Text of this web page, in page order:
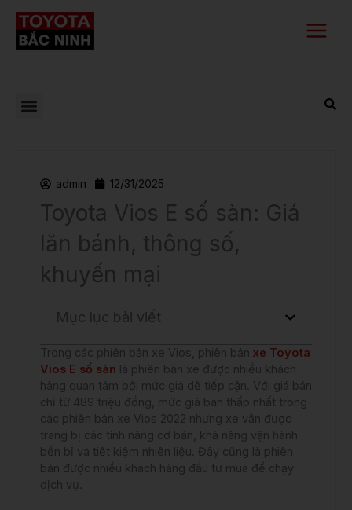
Nhảy
Menu
admin 12/31/2025
Toyota Vios E số sàn: Giá
lăn bánh, thông số,
khuyến mại
Mục lục bài viết
Trong các phiên bản xe Vios, phiên bản xe Toyota
Vios E số sàn là phiên bản xe được nhiều khách
hàng quan tâm bởi mức giá dễ tiếp cận. Với giá bán
chỉ từ 489 triệu đồng, mức giá bán thấp nhất trong
các phiên bản xe Vios 2022 nhưng xe vẫn được
trang bị các tính năng cơ bản, khả năng vận hành
bền bỉ và tiết kiệm nhiên liệu. Đây cũng là phiên
bản được nhiều khách hàng đầu tư mua để chạy
dịch vụ.